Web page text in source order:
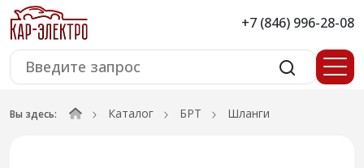
+7 (846) 996-28-08
Вы здесь: Каталог БРТ Шланги